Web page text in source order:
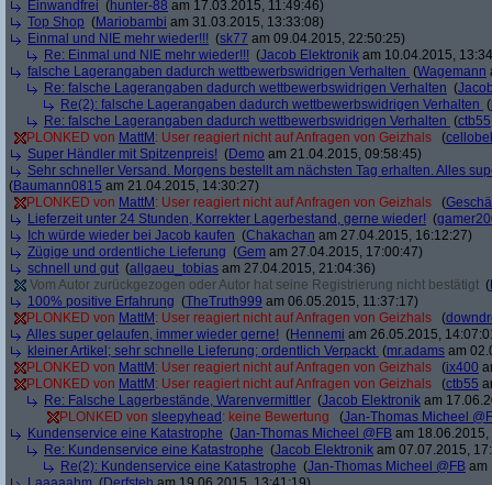
Einwandfrei (hunter-88 am 17.03.2015, 11:49:46)
Top Shop (Mariobambi am 31.03.2015, 13:33:08)
Einmal und NIE mehr wieder!!! (sk77 am 09.04.2015, 22:50:25)
Re: Einmal und NIE mehr wieder!!! (Jacob Elektronik am 10.04.2015,
falsche Lagerangaben dadurch wettbewerbswidrigen Verhalten (Wagemann
Re: falsche Lagerangaben dadurch wettbewerbswidrigen Verhalten (
Re(2): falsche Lagerangaben dadurch wettbewerbswidrigen Verhalten (
Re: falsche Lagerangaben dadurch wettbewerbswidrigen Verhalten (ctb55
PLONKED von MattM : User reagiert nicht auf Anfragen von Geizhals (
Super Händler mit Spitzenpreis! (Demo am 21.04.2015, 09:58:45)
Sehr schneller Versand. Morgens bestellt am nächsten Tag erhalten. Alles
(Baumann0815 am 21.04.2015, 14:30:27)
PLONKED von MattM : User reagiert nicht auf Anfragen von Geizhals (
Lieferzeit unter 24 Stunden, Korrekter Lagerbestand, gerne wieder! (
Ich würde wieder bei Jacob kaufen (Chakachan am 27.04.2015, 16:12:27)
Zügige und ordentliche Lieferung (Gem am 27.04.2015, 17:00:47)
schnell und gut (allgaeu_tobias am 27.04.2015, 21:04:36)
Vom Autor zurückgezogen oder Autor hat seine Registrierung nicht bestätigt (
100% positive Erfahrung (TheTruth999 am 06.05.2015, 11:37:17)
PLONKED von MattM : User reagiert nicht auf Anfragen von Geizhals (
Alles super gelaufen, immer wieder gerne! (Hennemi am 26.05.2015,
kleiner Artikel; sehr schnelle Lieferung; ordentlich Verpackt (mr.adams am
PLONKED von MattM : User reagiert nicht auf Anfragen von Geizhals (ix400
PLONKED von MattM : User reagiert nicht auf Anfragen von Geizhals (ctb55
Re: Falsche Lagerbestände, Warenvermittler (Jacob Elektronik am
PLONKED von sleepyhead : keine Bewertung (Jan-Thomas Micheel
Kundenservice eine Katastrophe (Jan-Thomas Micheel @FB am
Re: Kundenservice eine Katastrophe (Jacob Elektronik am 07.07.2015,
Re(2): Kundenservice eine Katastrophe (Jan-Thomas Micheel @FB am